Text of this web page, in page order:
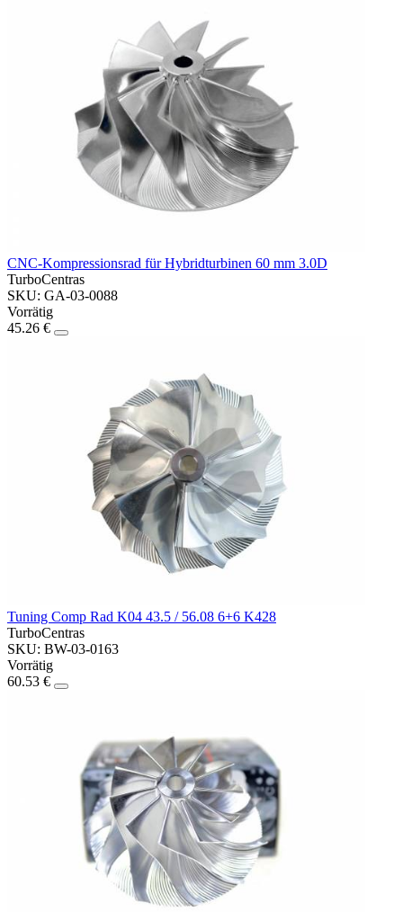
CNC-Kompressionsrad für Hybridturbinen 60 mm 3.0D
TurboCentras
SKU: GA-03-0088
Vorrätig
45.26 €
Tuning Comp Rad K04 43.5 / 56.08 6+6 K428
TurboCentras
SKU: BW-03-0163
Vorrätig
60.53 €